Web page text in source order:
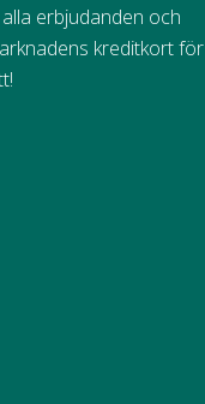
erbjudanden och
kreditkort för